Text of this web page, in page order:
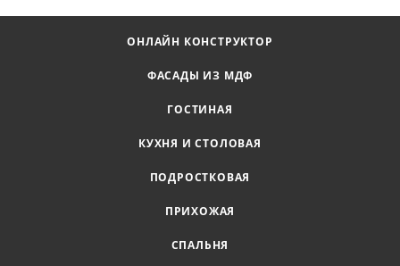
ОНЛАЙН КОНСТРУКТОР
ФАСАДЫ ИЗ МДФ
ГОСТИНАЯ
КУХНЯ И СТОЛОВАЯ
ПОДРОСТКОВАЯ
ПРИХОЖАЯ
СПАЛЬНЯ